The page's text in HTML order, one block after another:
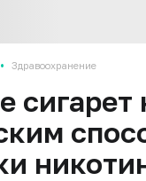
• Здравоохранение
сигарет